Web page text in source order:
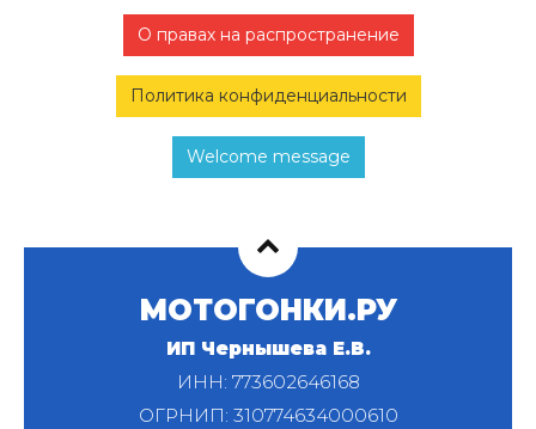
О правах на распространение
Политика конфиденциальности
Welcome message
МОТОГОНКИ.РУ
ИП Чернышева Е.В.
ИНН: 773602646168
ОГРНИП: 310774634000610